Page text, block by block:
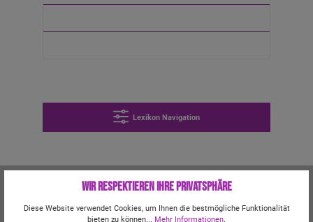
Lexikon Navigation
Wir respektieren Ihre Privatsphäre
Diese Website verwendet Cookies, um Ihnen die bestmögliche Funktionalität
bieten zu können... Mehr Informationen.